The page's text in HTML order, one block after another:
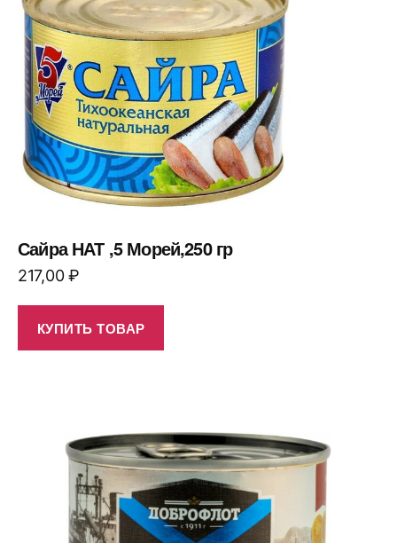
Сайра НАТ ,5 Морей,250 гр
217,00₽
КУПИТЬ ТОВАР